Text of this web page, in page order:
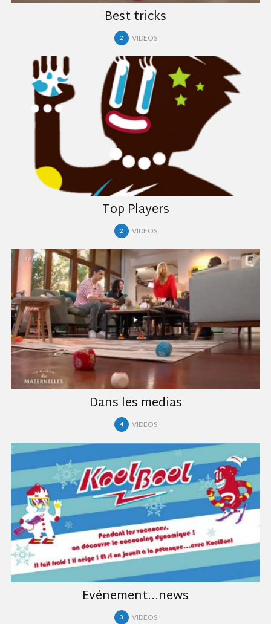
Best tricks
2 VIDEOS
Top Players
2 VIDEOS
Dans les medias
4 VIDEOS
Evénement...news
3 VIDEOS